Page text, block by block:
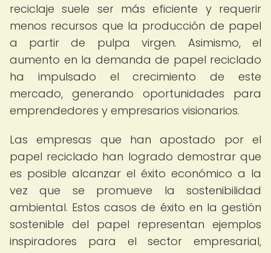
reciclaje suele ser más eficiente y requerir
menos recursos que la producción de papel
a partir de pulpa virgen. Asimismo, el
aumento en la demanda de papel reciclado
ha impulsado el crecimiento de este
mercado, generando oportunidades para
emprendedores y empresarios visionarios.
Las empresas que han apostado por el
papel reciclado han logrado demostrar que
es posible alcanzar el éxito económico a la
vez que se promueve la sostenibilidad
ambiental. Estos casos de éxito en la gestión
sostenible del papel representan ejemplos
inspiradores para el sector empresarial,